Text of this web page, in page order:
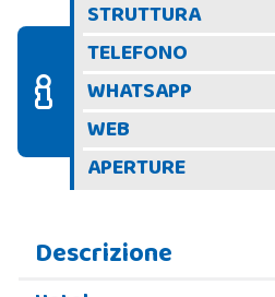
STRUTTURA
TELEFONO
WHATSAPP
WEB
APERTURE
Descrizione